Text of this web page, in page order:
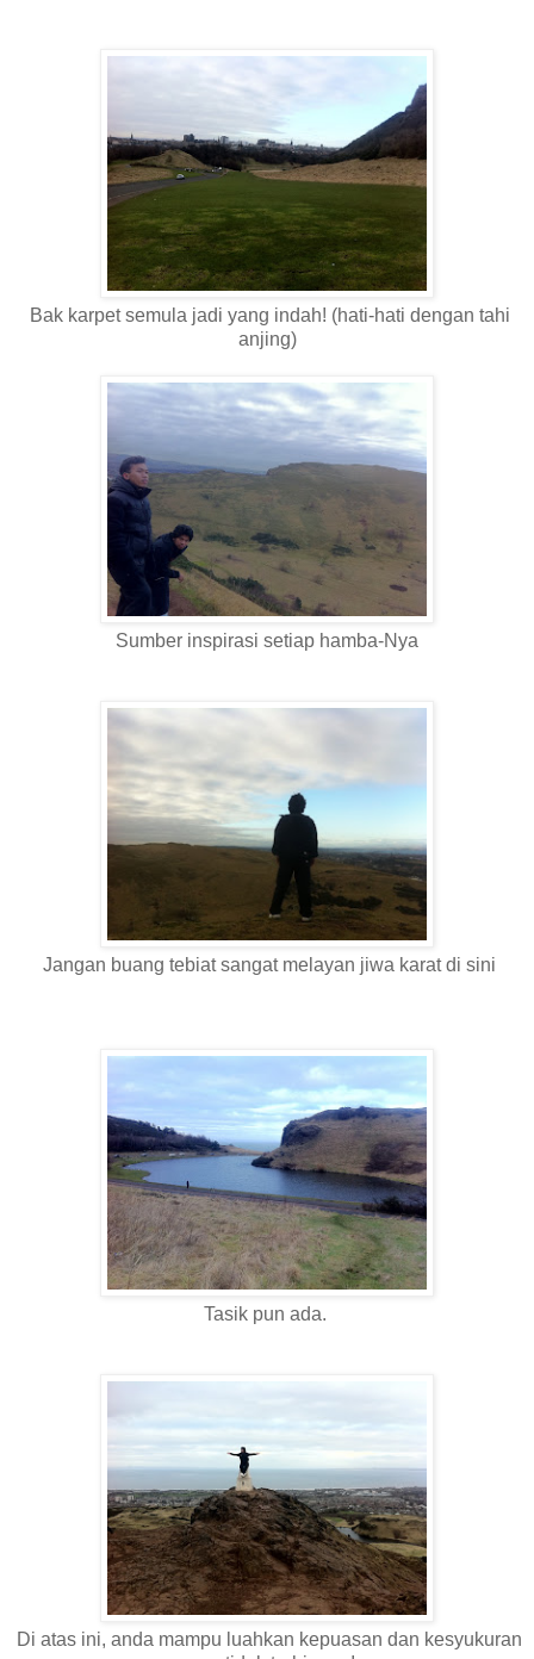
Bak karpet semula jadi yang indah! (hati-hati dengan tahi
anjing)
Sumber inspirasi setiap hamba-Nya
Jangan buang tebiat sangat melayan jiwa karat di sini
Tasik pun ada.
Di atas ini, anda mampu luahkan kepuasan dan kesyukuran